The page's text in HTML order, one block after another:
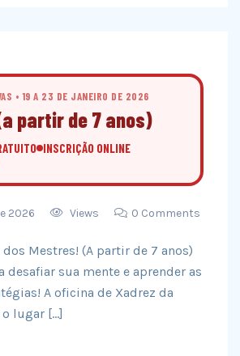
• 19 A 23 DE JANEIRO DE 2026
partir de 7 anos)
INSCRIÇÃO ONLINE
2026 Views 0 Comments
dos Mestres! (A partir de 7 anos)
desafiar sua mente e aprender as
A oficina de Xadrez da
o lugar […]